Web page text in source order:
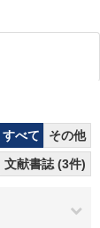
すべて
その他
文献書誌 (3件)